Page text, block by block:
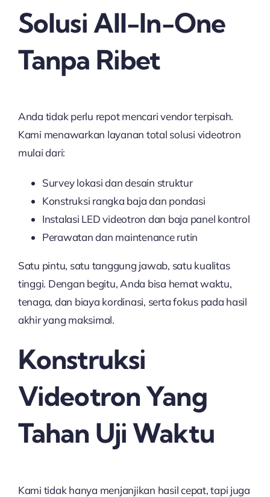
Solusi All-In-One
Tanpa Ribet
Anda tidak perlu repot mencari vendor terpisah.
Kami menawarkan layanan total solusi videotron
mulai dari:
Survey lokasi dan desain struktur
Konstruksi rangka baja dan pondasi
Instalasi LED videotron dan baja panel kontrol
Perawatan dan maintenance rutin
Satu pintu, satu tanggung jawab, satu kualitas
tinggi. Dengan begitu, Anda bisa hemat waktu,
tenaga, dan biaya kordinasi, serta fokus pada hasil
akhir yang maksimal.
Konstruksi
Videotron Yang
Tahan Uji Waktu
Kami tidak hanya menjanjikan hasil cepat, tapi juga